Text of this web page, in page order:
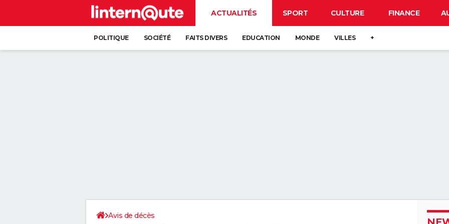
ACTUALITÉS SPORT CULTURE FINANCE
POLITIQUE SOCIÉTÉ FAITS DIVERS EDUCATION MONDE VILLES +
Avis de décès